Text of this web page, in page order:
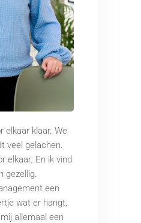
elkaar klaar. We
veel gelachen.
elkaar. En ik vind
gezellig.
een
wat er hangt,
allemaal een